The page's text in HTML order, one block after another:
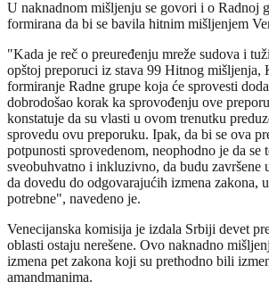
U naknadnom mišljenju se govori i o Radnoj
formirana da bi se bavila hitnim mišljenjem
"Kada je reč o preuređenju mreže sudova i
opštoj preporuci iz stava 99 Hitnog mišljenja,
formiranje Radne grupe koja će sprovesti
dobrodošao korak ka sprovođenju ove
konstatuje da su vlasti u ovom trenutku
sprovedu ovu preporuku. Ipak, da bi se ova
potpunosti sprovedenom, neophodno je da se
sveobuhvatno i inkluzivno, da budu završene
da dovedu do odgovarajućih izmena zakona,
potrebne", navedeno je.
Venecijanska komisija je izdala Srbiji devet
oblasti ostaju nerešene. Ovo naknadno
izmena pet zakona koji su prethodno bili
amandmanima.